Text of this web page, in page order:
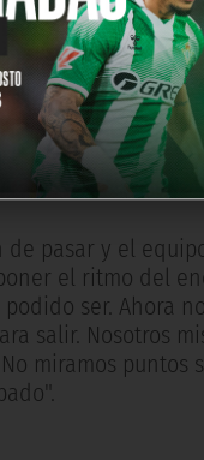
pasar y el
el ritmo del
ser. Ahora
salir. Nosotros
miramos puntos